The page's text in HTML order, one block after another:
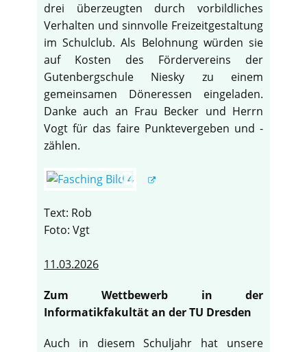
drei überzeugten durch vorbildliches
Verhalten und sinnvolle Freizeitgestaltung
im Schulclub. Als Belohnung würden sie
auf Kosten des Fördervereins der
Gutenbergschule Niesky zu einem
gemeinsamen Döneressen eingeladen.
Danke auch an Frau Becker und Herrn
Vogt für das faire Punktevergeben und -
zählen.
Text: Rob
Foto: Vgt
11.03.2026
Zum Wettbewerb in der
Informatikfakultät an der TU Dresden
Auch in diesem Schuljahr hat unsere